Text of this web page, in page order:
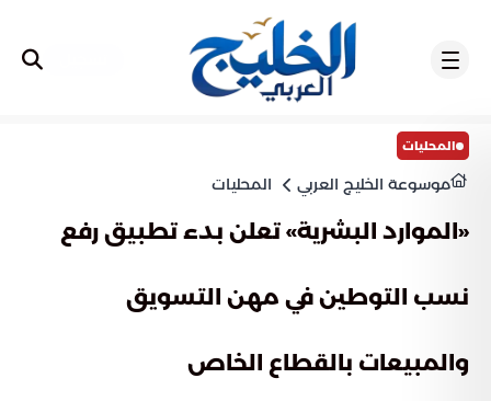
المحليات
موسوعة الخليج العربي المحليات
«الموارد البشرية» تعلن بدء تطبيق رفع
نسب التوطين في مهن التسويق
والمبيعات بالقطاع الخاص